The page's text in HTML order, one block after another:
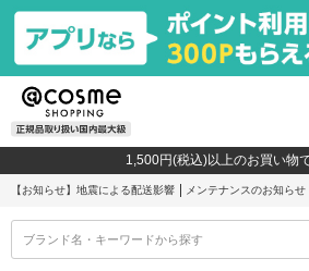
1,500円(税込)以上のお買い物
【お知らせ】 地震による配送影響 メンテナンスのお知らせ
ブランド名・キーワードから探す